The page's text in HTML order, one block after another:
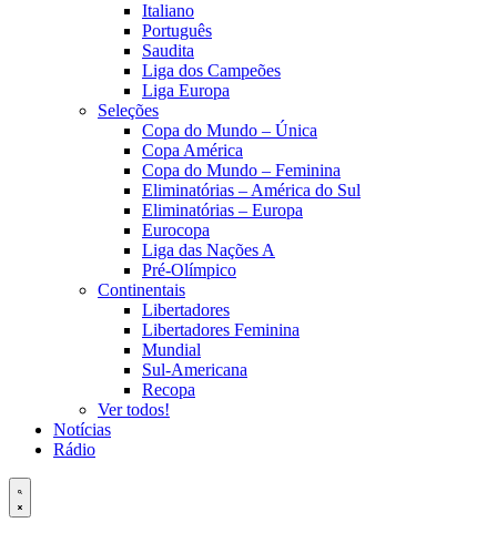
Italiano
Português
Saudita
Liga dos Campeões
Liga Europa
Seleções
Copa do Mundo – Única
Copa América
Copa do Mundo – Feminina
Eliminatórias – América do Sul
Eliminatórias – Europa
Eurocopa
Liga das Nações A
Pré-Olímpico
Continentais
Libertadores
Libertadores Feminina
Mundial
Sul-Americana
Recopa
Ver todos!
Notícias
Rádio